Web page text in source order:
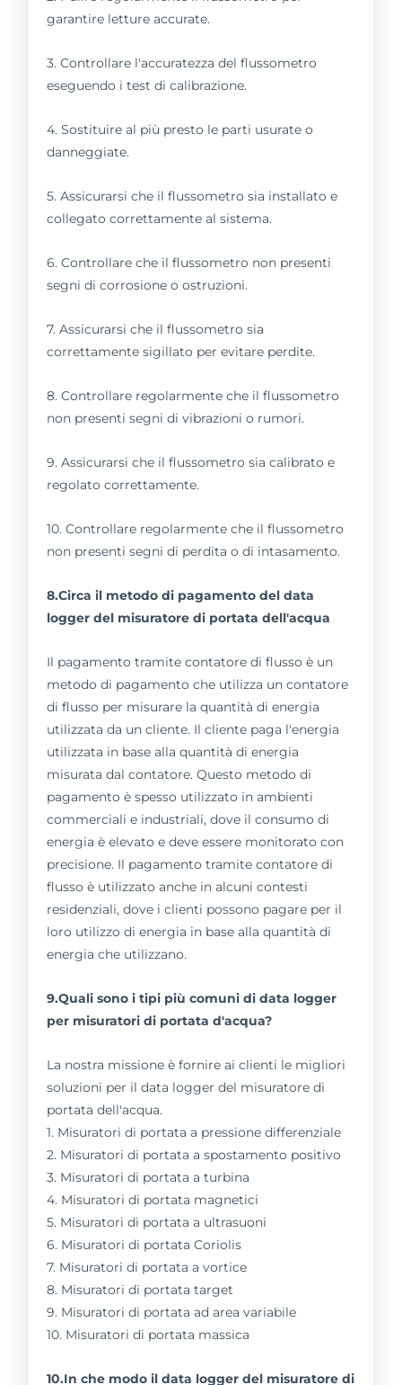
garantire letture accurate.
3. Controllare l'accuratezza del flussometro
eseguendo i test di calibrazione.
4. Sostituire al più presto le parti usurate o
danneggiate.
5. Assicurarsi che il flussometro sia installato e
collegato correttamente al sistema.
6. Controllare che il flussometro non presenti
segni di corrosione o ostruzioni.
7. Assicurarsi che il flussometro sia
correttamente sigillato per evitare perdite.
8. Controllare regolarmente che il flussometro
non presenti segni di vibrazioni o rumori.
9. Assicurarsi che il flussometro sia calibrato e
regolato correttamente.
10. Controllare regolarmente che il flussometro
non presenti segni di perdita o di intasamento.
8.Circa il metodo di pagamento del data
logger del misuratore di portata dell'acqua
Il pagamento tramite contatore di flusso è un
metodo di pagamento che utilizza un contatore
di flusso per misurare la quantità di energia
utilizzata da un cliente. Il cliente paga l'energia
utilizzata in base alla quantità di energia
misurata dal contatore. Questo metodo di
pagamento è spesso utilizzato in ambienti
commerciali e industriali, dove il consumo di
energia è elevato e deve essere monitorato con
precisione. Il pagamento tramite contatore di
flusso è utilizzato anche in alcuni contesti
residenziali, dove i clienti possono pagare per il
loro utilizzo di energia in base alla quantità di
energia che utilizzano.
9.Quali sono i tipi più comuni di data logger
per misuratori di portata d'acqua?
La nostra missione è fornire ai clienti le migliori
soluzioni per il data logger del misuratore di
portata dell'acqua.
1. Misuratori di portata a pressione differenziale
2. Misuratori di portata a spostamento positivo
3. Misuratori di portata a turbina
4. Misuratori di portata magnetici
5. Misuratori di portata a ultrasuoni
6. Misuratori di portata Coriolis
7. Misuratori di portata a vortice
8. Misuratori di portata target
9. Misuratori di portata ad area variabile
10. Misuratori di portata massica
10.In che modo il data logger del misuratore di